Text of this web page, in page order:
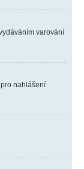
varování
nahlášení